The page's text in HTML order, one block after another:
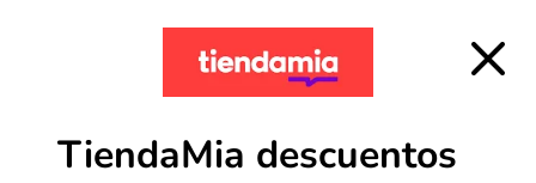
Más cupones de Tiendamia
Regístrate y obtén un cupón de 5%
OFF
TiendaMia descuentos